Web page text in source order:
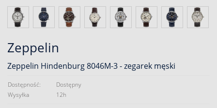
Zeppelin
Zeppelin Hindenburg 8046M-3 - zegarek męski
Dostępność:
Dostępny
Wysyłka
12h